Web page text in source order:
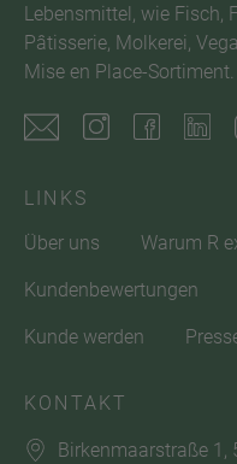
Lebensmittel, wie Fisch,
Pâtisserie, Molkerei,
Mise en Place-Sortiment.
LINKS
Über uns
Warum R
Kundenbewertungen
Kunde werden
KONTAKT
Birkenmaarstraße 1,